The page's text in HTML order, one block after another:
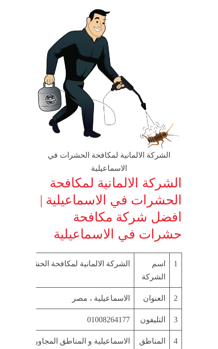
الشركة الالمانية لمكافحة الحشرات في
الاسماعيلية
الشركة الالمانية لمكافحة
الحشرات في الاسماعيلية |
افضل شركة مكافحة
حشرات في الاسماعيلية
1
اسم
الشركة
الشركة الالمانية لمكافحة الحشرات و
2 العنوان الاسماعيلية ، مصر
3 التليفون 01008264177
4
المناطق
الاسماعيلية و المناطق المجاورة لها